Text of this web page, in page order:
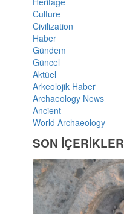
Culture
Civilization
Haber
Gündem
Güncel
Aktüel
Arkeolojik Haber
Archaeology News
Ancient
World Archaeology
SON İÇERİKLER